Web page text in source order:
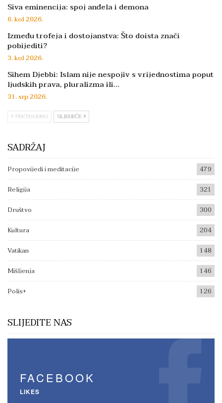
Siva eminencija: spoj anđela i demona
6. kol 2026.
Između trofeja i dostojanstva: Što doista znači
pobijediti?
3. kol 2026.
Sihem Djebbi: Islam nije nespojiv s vrijednostima poput
ljudskih prava, pluralizma ili…
31. srp 2026.
PRETHODNO SLJEDEĆE
SADRŽAJ
Propovijedi i meditacije
479
Religija
321
Društvo
300
Kultura
204
Vatikan
148
Mišljenja
146
Polis+
126
SLIJEDITE NAS
FACEBOOK
LIKES